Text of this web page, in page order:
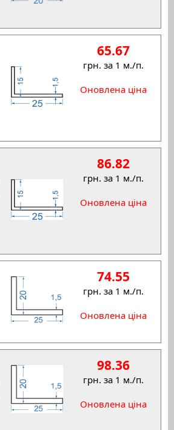
65.67
грн. за 1 м./п.
Оновлена ціна
86.82
грн. за 1 м./п.
Оновлена ціна
74.55
грн. за 1 м./п.
Оновлена ціна
98.36
грн. за 1 м./п.
Оновлена ціна